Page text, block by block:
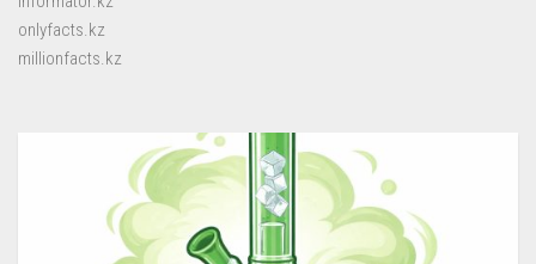
onlyfacts.kz
millionfacts.kz